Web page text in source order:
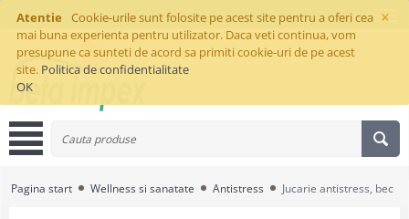
×
Atentie
Cookie-urile sunt folosite pe acest site pentru a oferi cea
mai buna experienta pentru utilizator. Daca veti continua, vom
presupune ca sunteti de acord sa primiti cookie-uri de pe acest
site. Politica de confidentialitate
OK
Pagina start Wellness si sanatate Antistress Jucarie antistress, bec